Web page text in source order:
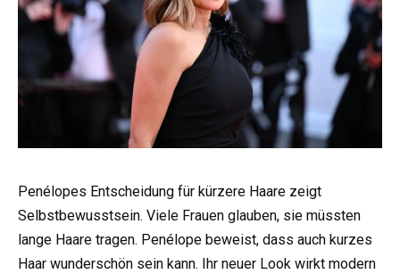
Penélopes Entscheidung für kürzere Haare zeigt
Selbstbewusstsein. Viele Frauen glauben, sie müssten
lange Haare tragen. Penélope beweist, dass auch kurzes
Haar wunderschön sein kann. Ihr neuer Look wirkt modern